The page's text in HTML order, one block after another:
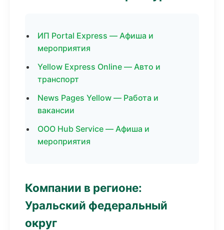
ИП Portal Express — Афиша и
мероприятия
Yellow Express Online — Авто и
транспорт
News Pages Yellow — Работа и
вакансии
ООО Hub Service — Афиша и
мероприятия
Компании в регионе:
Уральский федеральный
округ